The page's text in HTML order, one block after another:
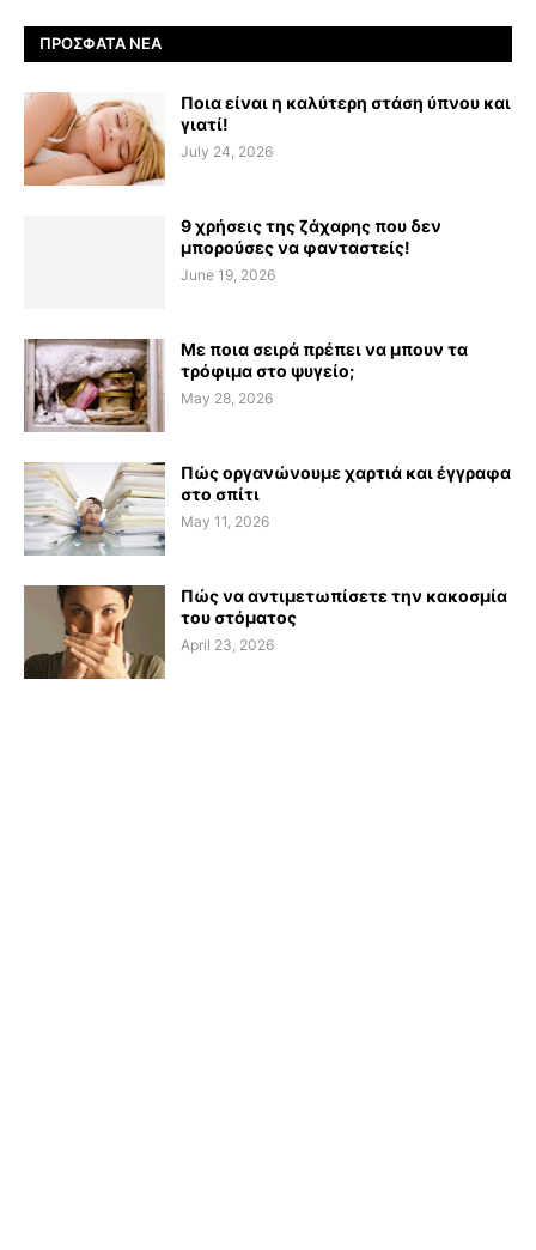
ΠΡΌΣΦΑΤΑ ΝΈΑ
Ποια είναι η καλύτερη στάση ύπνου και
γιατί!
July 24, 2026
9 χρήσεις της ζάχαρης που δεν
μπορούσες να φανταστείς!
June 19, 2026
Με ποια σειρά πρέπει να μπουν τα
τρόφιμα στο ψυγείο;
May 28, 2026
Πώς οργανώνουμε χαρτιά και έγγραφα
στο σπίτι
May 11, 2026
Πώς να αντιμετωπίσετε την κακοσμία
του στόματος
April 23, 2026